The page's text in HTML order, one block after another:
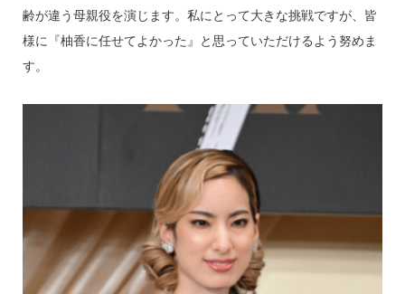
齢が違う母親役を演じます。私にとって大きな挑戦ですが、皆
様に『柚香に任せてよかった』と思っていただけるよう努めま
す。